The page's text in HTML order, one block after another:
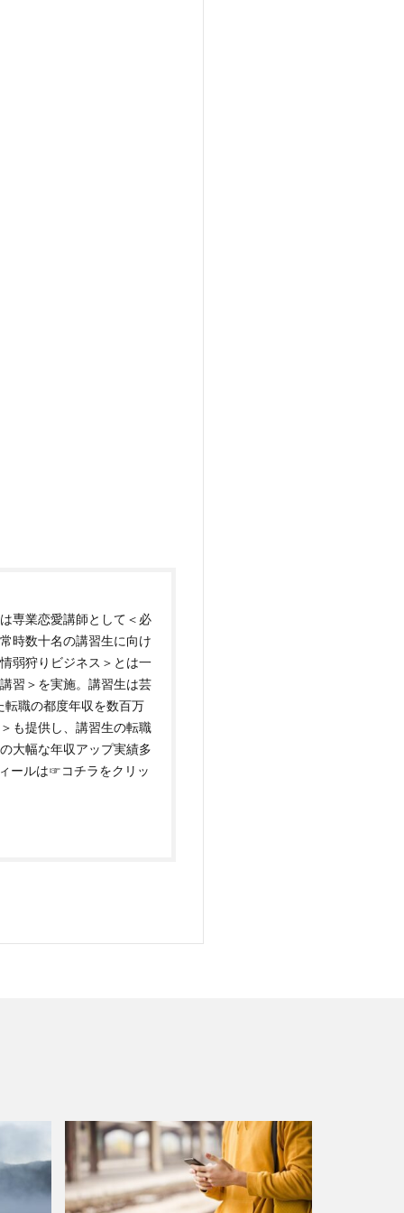
専業恋愛講師として＜必
時数十名の講習生に向け
弱狩りビジネス＞とは一
習＞を実施。講習生は芸
職の都度年収を数百万
も提供し、講習生の転職
大幅な年収アップ実績多
ールは☞コチラをクリッ